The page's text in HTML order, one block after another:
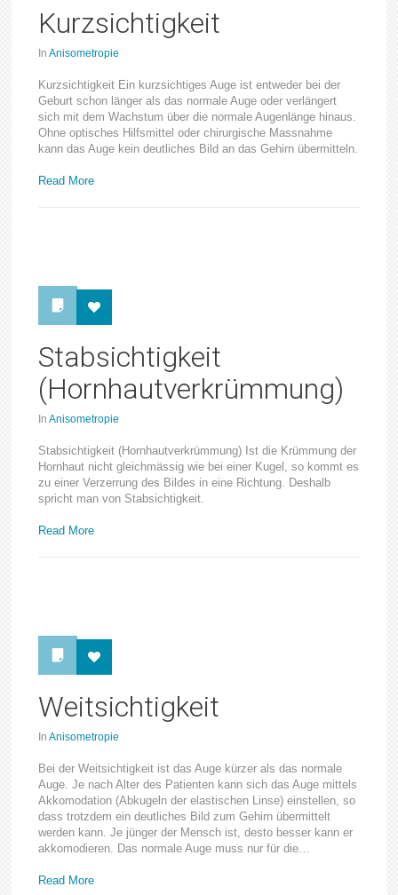
Kurzsichtigkeit
InAnisometropie
Kurzsichtigkeit Ein kurzsichtiges Auge ist entweder bei der
Geburt schon länger als das normale Auge oder verlängert
sich mit dem Wachstum über die normale Augenlänge hinaus.
Ohne optisches Hilfsmittel oder chirurgische Massnahme
kann das Auge kein deutliches Bild an das Gehirn übermitteln.
Read More
Stabsichtigkeit
(Hornhautverkrümmung)
InAnisometropie
Stabsichtigkeit (Hornhautverkrümmung) Ist die Krümmung der
Hornhaut nicht gleichmässig wie bei einer Kugel, so kommt es
zu einer Verzerrung des Bildes in eine Richtung. Deshalb
spricht man von Stabsichtigkeit.
Read More
Weitsichtigkeit
InAnisometropie
Bei der Weitsichtigkeit ist das Auge kürzer als das normale
Auge. Je nach Alter des Patienten kann sich das Auge mittels
Akkomodation (Abkugeln der elastischen Linse) einstellen, so
dass trotzdem ein deutliches Bild zum Gehirn übermittelt
werden kann. Je jünger der Mensch ist, desto besser kann er
akkomodieren. Das normale Auge muss nur für die…
Read More